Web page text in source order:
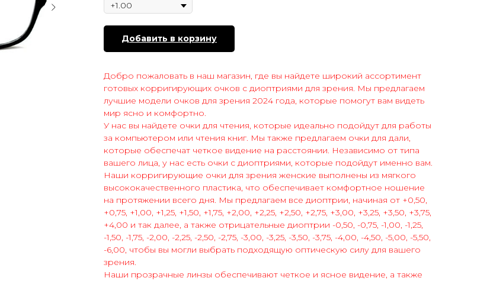
Добавить в корзину
Добро пожаловать в наш магазин, где вы найдете широкий ассортимент
готовых корригирующих очков с диоптриями для зрения. Мы предлагаем
лучшие модели очков для зрения 2024 года, которые помогут вам видеть
мир ясно и комфортно.
У нас вы найдете очки для чтения, которые идеально подойдут для работы
за компьютером или чтения книг. Мы также предлагаем очки для дали,
которые обеспечат четкое видение на расстоянии. Независимо от типа
вашего лица, у нас есть очки с диоптриями, которые подойдут именно вам.
Наши корригирующие очки для зрения женские выполнены из мягкого
высококачественного пластика, что обеспечивает комфортное ношение
на протяжении всего дня. Мы предлагаем все диоптрии, начиная от +0,50,
+0,75, +1,00, +1,25, +1,50, +1,75, +2,00, +2,25, +2,50, +2,75, +3,00, +3,25, +3,50, +3,75,
+4,00 и так далее, а также отрицательные диоптрии -0,50, -0,75, -1,00, -1,25,
-1,50, -1,75, -2,00, -2,25, -2,50, -2,75, -3,00, -3,25, -3,50, -3,75, -4,00, -4,50, -5,00, -5,50,
-6,00, чтобы вы могли выбрать подходящую оптическую силу для вашего
зрения.
Наши прозрачные линзы обеспечивают четкое и ясное видение, а также